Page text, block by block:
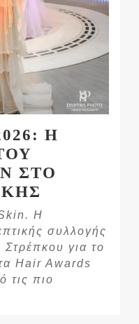
Η
ΣΤΟ
Η
συλλογής
για το
Hair Awards
τις πιο